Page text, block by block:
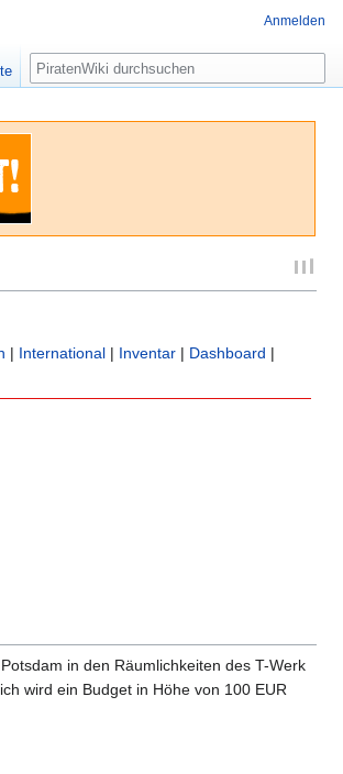
| International | Inventar | Dashboard |
in den Räumlichkeiten des T-Werk
wird ein Budget in Höhe von 100 EUR
Anmelden
Suche